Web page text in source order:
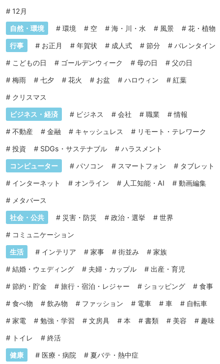
# 12月
自然・環境 # 環境 # 空 # 海・川・水 # 風景 # 花・植物
行事 # お正月 # 年賀状 # 成人式 # 節分 # バレンタイン
# こどもの日 # ゴールデンウィーク # 母の日 # 父の日
# 梅雨 # 七夕 # 花火 # お盆 # ハロウィン # 紅葉
# クリスマス
ビジネス・経済 # ビジネス # 会社 # 職業 #情報
# 不動産 # 金融 # キャッシュレス # リモート・テレワーク
# 投資 # SDGs・サステナブル # ハラスメント
コンピューター # パソコン # スマートフォン # タブレット
# インターネット # オンライン # 人工知能・AI # 動画編集
# メタバース
社会・公共 # 災害・防災 # 政治・選挙 # 世界
# コミュニケーション
生活 # インテリア # 家事 # 街並み # 家族
# 結婚・ウェディング # 夫婦・カップル # 出産・育児
# 節約・貯金 # 旅行・宿泊・レジャー # ショッピング # 食事
# 食べ物 # 飲み物 # ファッション # 電車 # 車 # 自転車
# 家電 # 勉強・学習 # 文房具 # 本 # 書類 # 美容 # 趣味
# トイレ # 終活
健康 # 医療・病院 # 夏バテ・熱中症